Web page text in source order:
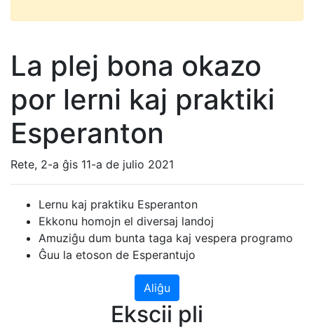
La plej bona okazo
por lerni kaj praktiki
Esperanton
Rete, 2-a ĝis 11-a de julio 2021
Lernu kaj praktiku Esperanton
Ekkonu homojn el diversaj landoj
Amuziĝu dum bunta taga kaj vespera programo
Ĝuu la etoson de Esperantujo
Aliĝu
Ekscii pli